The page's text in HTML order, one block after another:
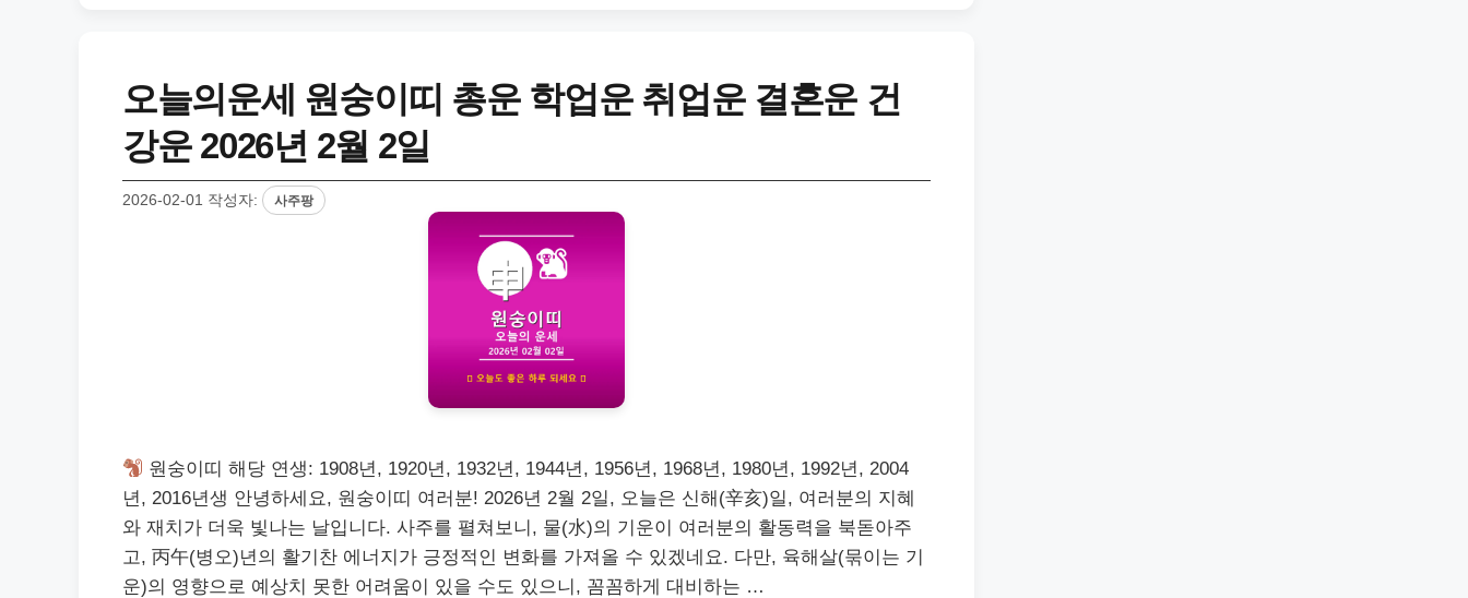
오늘의운세 원숭이띠 총운 학업운 취업운 결혼운 건
강운 2026년 2월 2일
2026-02-01 작성자: 사주팡
원숭이띠 해당 연생: 1908년, 1920년, 1932년, 1944년, 1956년, 1968년, 1980년, 1992년, 2004
년, 2016년생 안녕하세요, 원숭이띠 여러분! 2026년 2월 2일, 오늘은 신해(辛亥)일, 여러분의 지혜
와 재치가 더욱 빛나는 날입니다. 사주를 펼쳐보니, 물(水)의 기운이 여러분의 활동력을 북돋아주
고, 丙午(병오)년의 활기찬 에너지가 긍정적인 변화를 가져올 수 있겠네요. 다만, 육해살(묶이는 기
운)의 영향으로 예상치 못한 어려움이 있을 수도 있으니, 꼼꼼하게 대비하는 …